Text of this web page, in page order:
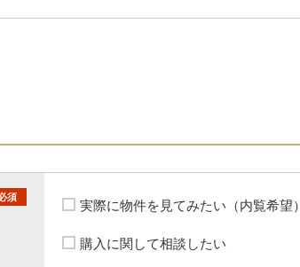
須
実際に物件を見てみたい（内覧希望）
購入に関して相談したい